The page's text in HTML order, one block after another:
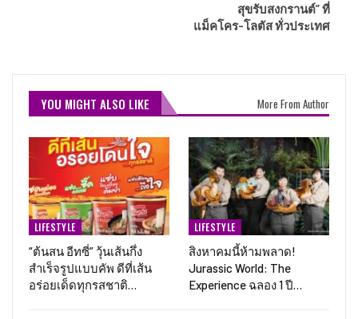
สุขรับสงกรานต์” ที่
แม็คโคร-โลตัส ทั่วประเทศ
YOU MIGHT ALSO LIKE More From Author
LIFESTYLE
“ต้นสน อีทซี่” วุ้นเส้นกึ่ง
สำเร็จรูปแบบคัพ ดีที่เส้น
อร่อยเด็ดทุกรสชาติ…
LIFESTYLE
สิงหาคมนี้ห้ามพลาด!
Jurassic World: The
Experience ฉลอง 1 ปี…